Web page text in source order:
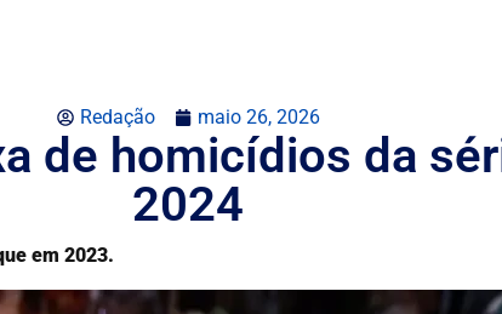
Redação maio 26, 2026
de homicídios da
2024
em 2023.